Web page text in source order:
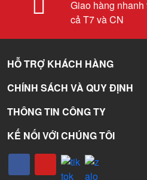
Giao hàng
cả T7 và CN
HỖ TRỢ KHÁCH HÀNG
CHÍNH SÁCH VÀ QUY ĐỊNH
THÔNG TIN CÔNG TY
KẾ NỐI VỚI CHÚNG TÔI